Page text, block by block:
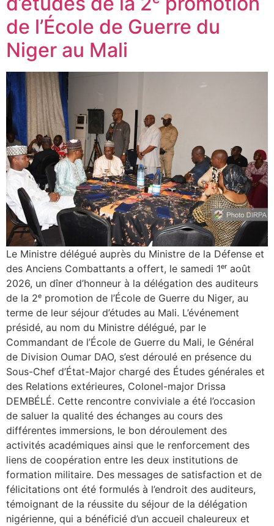
de l’École de Guerre du
Niger au Mali
Le Ministre délégué auprès du Ministre de la Défense et
des Anciens Combattants a offert, le samedi 1ᵉʳ août
2026, un dîner d’honneur à la délégation des auditeurs
de la 2ᵉ promotion de l’École de Guerre du Niger, au
terme de leur séjour d’études au Mali. L’événement
présidé, au nom du Ministre délégué, par le
Commandant de l’École de Guerre du Mali, le Général
de Division Oumar DAO, s’est déroulé en présence du
Sous-Chef d’État-Major chargé des Études générales et
des Relations extérieures, Colonel-major Drissa
DEMBÉLÉ. Cette rencontre conviviale a été l’occasion
de saluer la qualité des échanges au cours des
différentes immersions, le bon déroulement des
activités académiques ainsi que le renforcement des
liens de coopération entre les deux institutions de
formation militaire. Des messages de satisfaction et de
félicitations ont été formulés à l’endroit des auditeurs,
témoignant de la réussite du séjour de la délégation
nigérienne, qui a bénéficié d’un accueil chaleureux et